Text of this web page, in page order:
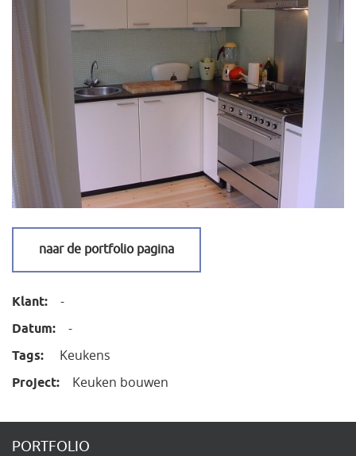
naar de portfolio pagina
Klant: -
Datum: -
Tags: Keukens
Project: Keuken bouwen
PORTFOLIO